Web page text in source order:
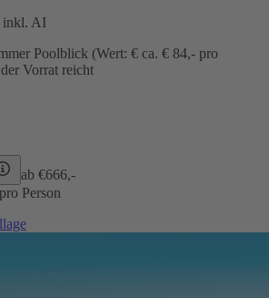
inkl. AI
Poolblick (Wert: € ca. € 84,- pro
Vorrat reicht
ab €666,-
Person